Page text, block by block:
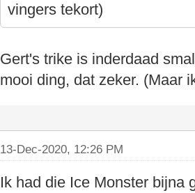
vingers tekort)
Gert's trike is inderdaad
mooi ding, dat zeker. (Maar
13-Dec-2020, 12:26 PM
Ik had die Ice Monster bijna